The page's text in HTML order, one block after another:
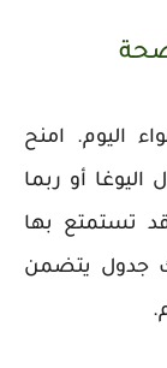
اليوم. امنح
أو ربما
قد تستمتع بها
جدول يتضمن